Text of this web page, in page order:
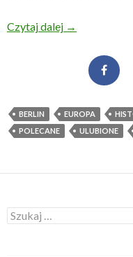
Czytaj dalej Trzeba to
→
BERLIN EUROPA
POLECANE
ULUBIONE
S
z